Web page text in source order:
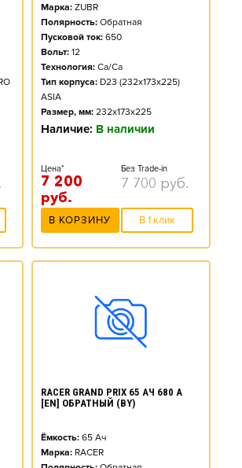
Марка: ZUBR
Полярность: Обратная
Пусковой ток: 650
Вольт: 12
Технология: Ca/Ca
Тип корпуса: D23 (232x173x225)
ASIA
Размер, мм: 232x173x225
Наличие: В наличии
Цена*
7 200
руб.
Без Trade-in
7 700 руб.
В КОРЗИНУ В 1 клик
RACER GRAND PRIX 65 АЧ 680 А
[EN] ОБРАТНЫЙ (BY)
Ёмкость: 65Ач
Марка: RACER